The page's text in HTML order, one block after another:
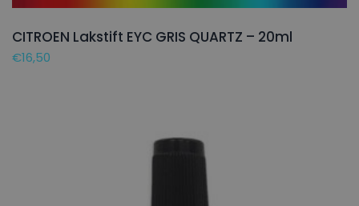
CITROEN Lakstift EYC GRIS QUARTZ – 20ml
€16,50